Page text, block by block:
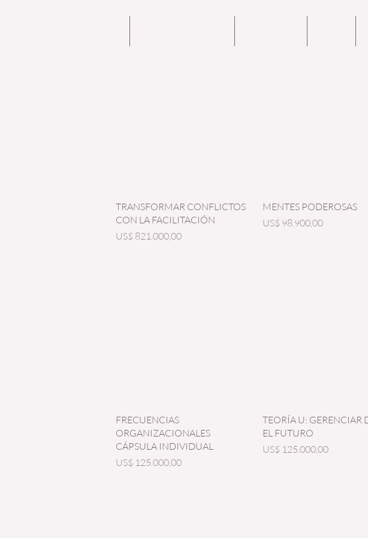
Vista rápida
TRANSFORMAR CONFLICTOS
CON LA FACILITACIÓN
Precio
US$ 821.000,00
Vista rápida
MENTES PODEROSAS
Precio
US$ 98.900,00
Vista rápida
FRECUENCIAS
ORGANIZACIONALES
CÁPSULA INDIVIDUAL
Precio
US$ 125.000,00
Vista rápida
TEORÍA U: GERENCIAR
EL FUTURO
Precio
US$ 125.000,00